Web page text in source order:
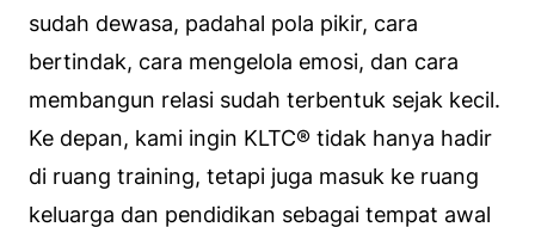
sudah dewasa, padahal pola pikir, cara
bertindak, cara mengelola emosi, dan cara
membangun relasi sudah terbentuk sejak kecil.
Ke depan, kami ingin KLTC® tidak hanya hadir
di ruang training, tetapi juga masuk ke ruang
keluarga dan pendidikan sebagai tempat awal